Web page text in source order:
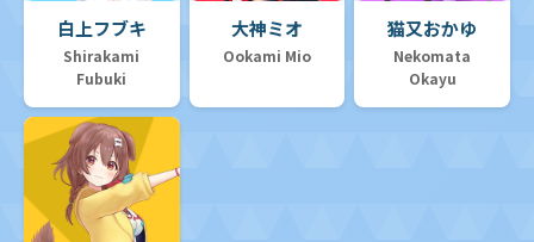
白上フブキ
Shirakami
Fubuki
大神ミオ
Ookami Mio
猫又おかゆ
Nekomata
Okayu